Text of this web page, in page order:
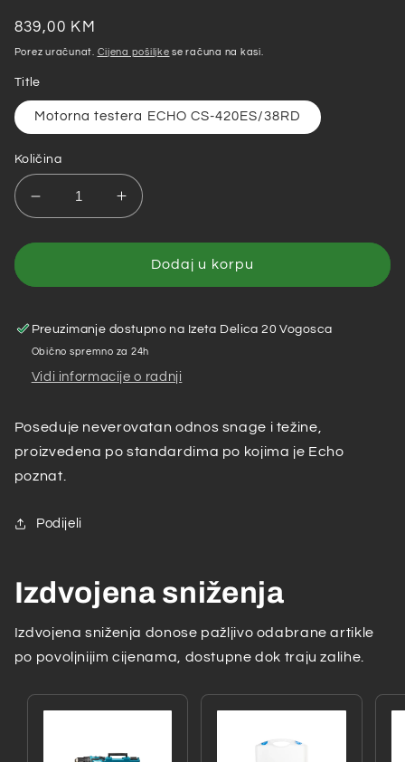
Redovna
cijena
839,00 KM
Porez uračunat. Cijena pošiljke se računa na kasi.
Title
Motorna testera ECHO CS-420ES/38RD
Količina
Smanji
količinu
za
testera
CS-
420ES/38RD
Povećaj
količinu
za
Motorna
testera
CS-
420ES/38RD
Dodaj u korpu
Preuzimanje dostupno na Izeta Delica 20 Vogosca
Obično spremno za 24h
Vidi informacije o radnji
Poseduje neverovatan odnos snage i težine,
proizvedena po standardima po kojima je Echo
poznat.
Podijeli
Izdvojena sniženja
Izdvojena sniženja donose pažljivo odabrane artikle
po povoljnijim cijenama, dostupne dok traju zalihe.